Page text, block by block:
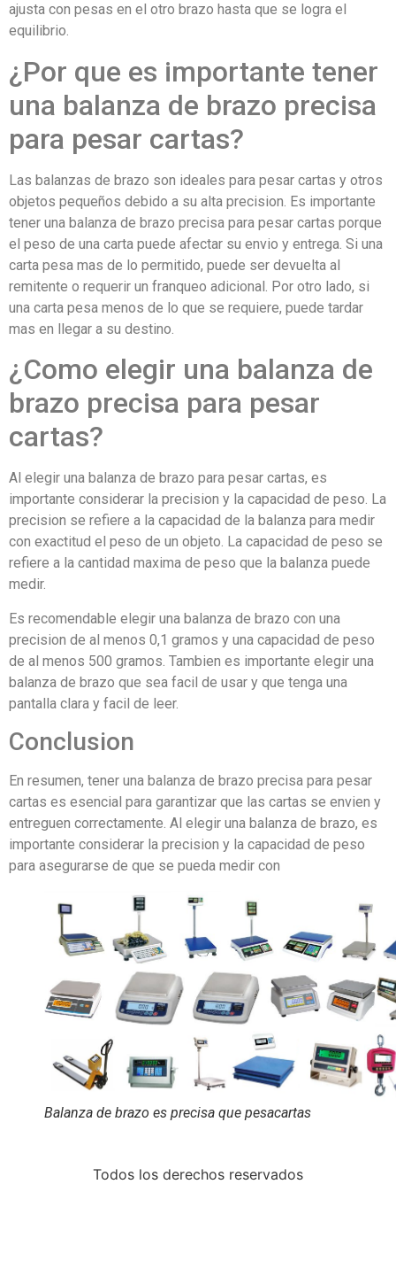
ajusta con pesas en el otro brazo hasta que se logra el
equilibrio.
¿Por que es importante tener
una balanza de brazo precisa
para pesar cartas?
Las balanzas de brazo son ideales para pesar cartas y otros
objetos pequeños debido a su alta precision. Es importante
tener una balanza de brazo precisa para pesar cartas porque
el peso de una carta puede afectar su envio y entrega. Si una
carta pesa mas de lo permitido, puede ser devuelta al
remitente o requerir un franqueo adicional. Por otro lado, si
una carta pesa menos de lo que se requiere, puede tardar
mas en llegar a su destino.
¿Como elegir una balanza de
brazo precisa para pesar
cartas?
Al elegir una balanza de brazo para pesar cartas, es
importante considerar la precision y la capacidad de peso. La
precision se refiere a la capacidad de la balanza para medir
con exactitud el peso de un objeto. La capacidad de peso se
refiere a la cantidad maxima de peso que la balanza puede
medir.
Es recomendable elegir una balanza de brazo con una
precision de al menos 0,1 gramos y una capacidad de peso
de al menos 500 gramos. Tambien es importante elegir una
balanza de brazo que sea facil de usar y que tenga una
pantalla clara y facil de leer.
Conclusion
En resumen, tener una balanza de brazo precisa para pesar
cartas es esencial para garantizar que las cartas se envien y
entreguen correctamente. Al elegir una balanza de brazo, es
importante considerar la precision y la capacidad de peso
para asegurarse de que se pueda medir con
Balanza de brazo es precisa que pesacartas
Todos los derechos reservados